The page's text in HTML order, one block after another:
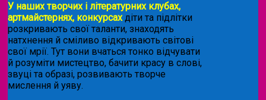
У наших творчих і літературних клубах,
артмайстернях, конкурсахдіти та підлітки
розкривають свої таланти, знаходять
натхнення й сміливо відкривають світові
свої мрії. Тут вони вчаться тонко відчувати
й розуміти мистецтво, бачити красу в слові,
звуці та образі, розвивають творче
мислення й уяву.